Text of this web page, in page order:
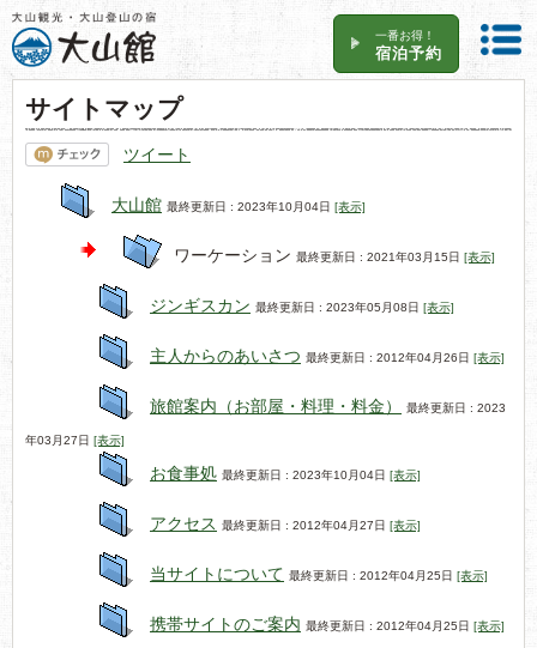
一番お得！
宿泊予約
サイトマップ
ツイート
大山館 最終更新日 : 2023年10月04日 [表示]
ワーケーション 最終更新日 : 2021年03月15日 [表示]
ジンギスカン 最終更新日 : 2023年05月08日 [表示]
主人からのあいさつ 最終更新日 : 2012年04月26日 [表示]
旅館案内（お部屋・料理・料金） 最終更新日 : 2023
年03月27日 [表示]
お食事処 最終更新日 : 2023年10月04日 [表示]
アクセス 最終更新日 : 2012年04月27日 [表示]
当サイトについて 最終更新日 : 2012年04月25日 [表示]
携帯サイトのご案内 最終更新日 : 2012年04月25日 [表示]